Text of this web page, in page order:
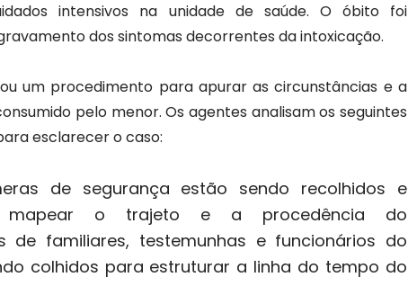
intensivos na unidade de saúde. O óbito foi
dos sintomas decorrentes da intoxicação.
um procedimento para apurar as circunstâncias e a
pelo menor. Os agentes analisam os seguintes
esclarecer o caso:
de segurança estão sendo recolhidos e
mapear o trajeto e a procedência do
de familiares, testemunhas e funcionários do
colhidos para estruturar a linha do tempo do